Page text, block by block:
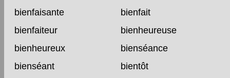
bienfaisante
bienfait
bienfaiteur
bienheureuse
bienheureux
bienséance
bienséant
bientôt